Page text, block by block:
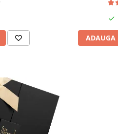
ADAUGA